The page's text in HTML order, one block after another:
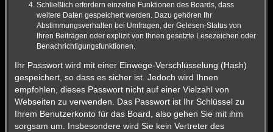
Schließlich erfordern einzelne Funktionen des Boards, dass
weitere Daten gespeichert werden. Dazu gehören Ihr
Abstimmungsverhalten bei Umfragen, der Gelesen-Status von
Ihren Beiträgen oder explizit von Ihnen gesetzte Lesezeichen oder
Benachrichtigungsfunktionen.
Ihr Passwort wird mit einer Einwege-Verschlüsselung (Hash)
gespeichert, so dass es sicher ist. Jedoch wird Ihnen
empfohlen, dieses Passwort nicht auf einer Vielzahl von
Webseiten zu verwenden. Das Passwort ist Ihr Schlüssel zu
Ihrem Benutzerkonto für das Board, also gehen Sie mit ihm
sorgsam um. Insbesondere wird Sie kein Vertreter des